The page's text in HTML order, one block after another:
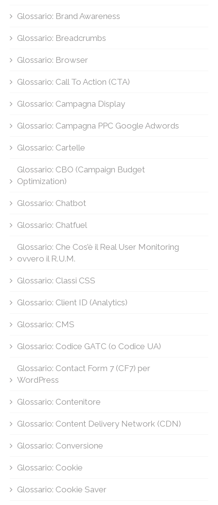
Glossario: Brand Awareness
Glossario: Breadcrumbs
Glossario: Browser
Glossario: Call To Action (CTA)
Glossario: Campagna Display
Glossario: Campagna PPC Google Adwords
Glossario: Cartelle
Glossario: CBO (Campaign Budget
Optimization)
Glossario: Chatbot
Glossario: Chatfuel
Glossario: Che Cos’è il Real User Monitoring
ovvero il R.U.M.
Glossario: Classi CSS
Glossario: Client ID (Analytics)
Glossario: CMS
Glossario: Codice GATC (o Codice UA)
Glossario: Contact Form 7 (CF7) per
WordPress
Glossario: Contenitore
Glossario: Content Delivery Network (CDN)
Glossario: Conversione
Glossario: Cookie
Glossario: Cookie Saver